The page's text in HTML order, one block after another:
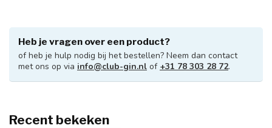
Heb je vragen over een product?
of heb je hulp nodig bij het bestellen? Neem dan contact
met ons op via info@club-gin.nl of +31 78 303 28 72.
Recent bekeken